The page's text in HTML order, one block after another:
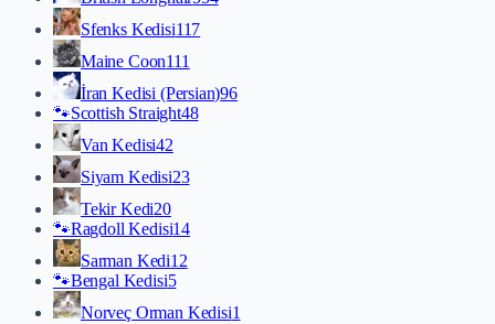
Sfenks Kedisi117
Maine Coon111
İran Kedisi (Persian)96
🐾Scottish Straight48
Van Kedisi42
Siyam Kedisi23
Tekir Kedi20
🐾Ragdoll Kedisi14
Sarman Kedi12
🐾Bengal Kedisi5
Norveç Orman Kedisi1